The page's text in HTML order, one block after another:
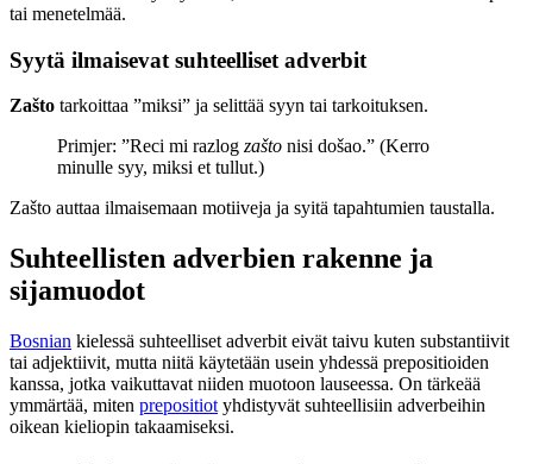
tai menetelmää.
Syytä ilmaisevat suhteelliset adverbit
Zašto tarkoittaa ”miksi” ja selittää syyn tai tarkoituksen.
Primjer: ”Reci mi razlog zašto nisi došao.” (Kerro
minulle syy, miksi et tullut.)
Zašto auttaa ilmaisemaan motiiveja ja syitä tapahtumien taustalla.
Suhteellisten adverbien rakenne ja
sijamuodot
Bosnian kielessä suhteelliset adverbit eivät taivu kuten substantiivit
tai adjektiivit, mutta niitä käytetään usein yhdessä prepositioiden
kanssa, jotka vaikuttavat niiden muotoon lauseessa. On tärkeää
ymmärtää, miten prepositiot yhdistyvät suhteellisiin adverbeihin
oikean kieliopin takaamiseksi.